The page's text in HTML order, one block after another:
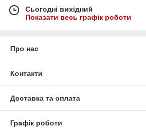
Сьогодні вихідний
Показати весь графік роботи
Про нас
Контакти
Доставка та оплата
Графік роботи